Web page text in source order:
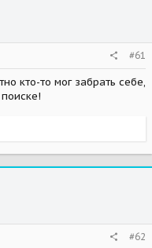
#61
кто-то мог забрать себе,
#62